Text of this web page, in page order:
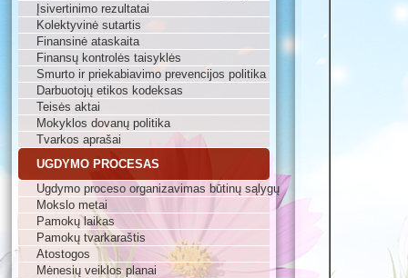
Įsivertinimo rezultatai
Kolektyvinė sutartis
Finansinė ataskaita
Finansų kontrolės taisyklės
Smurto ir priekabiavimo prevencijos politika
Darbuotojų etikos kodeksas
Teisės aktai
Mokyklos dovanų politika
Tvarkos aprašai
UGDYMO PROCESAS
Ugdymo proceso organizavimas būtinų sąlygų
Mokslo metai
Pamokų laikas
Pamokų tvarkaraštis
Atostogos
Mėnesių veiklos planai